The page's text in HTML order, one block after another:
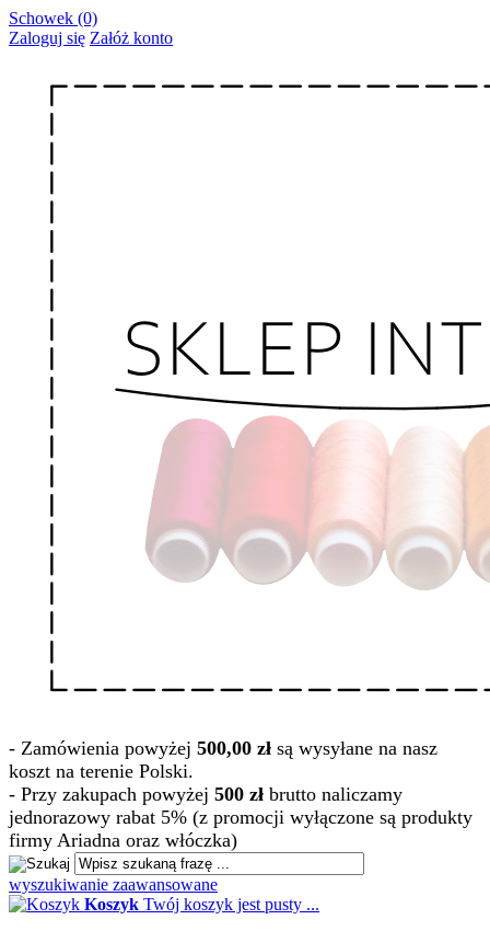
Schowek (0)
Zaloguj się Załóż konto
- Zamówienia powyżej 500,00 zł są wysyłane na nasz
koszt na terenie Polski.
- Przy zakupach powyżej 500 zł brutto naliczamy
jednorazowy rabat 5% (z promocji wyłączone są produkty
firmy Ariadna oraz włóczka)
wyszukiwanie zaawansowane
Koszyk Twój koszyk jest pusty ...